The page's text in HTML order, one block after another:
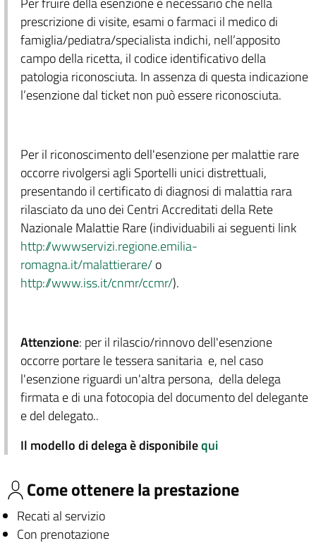
prescrizione di visite, esami o farmaci il medico di
famiglia/pediatra/specialista indichi, nell’apposito
campo della ricetta, il codice identificativo della
patologia riconosciuta. In assenza di questa indicazione
l’esenzione dal ticket non può essere riconosciuta.
Per il riconoscimento dell'esenzione per malattie rare
occorre rivolgersi agli Sportelli unici distrettuali,
presentando il certificato di diagnosi di malattia rara
rilasciato da uno dei Centri Accreditati della Rete
Nazionale Malattie Rare (individuabili ai seguenti link
http://wwwservizi.regione.emilia-
romagna.it/malattierare/o
http://www.iss.it/cnmr/ccmr/).
Attenzione: per il rilascio/rinnovo dell'esenzione
occorre portare le tessera sanitaria e, nel caso
l'esenzione riguardi un'altra persona, della delega
firmata e di una fotocopia del documento del delegante
e del delegato..
Il modello di delega è disponibilequi
Come ottenere la prestazione
Recati al servizio
Con prenotazione